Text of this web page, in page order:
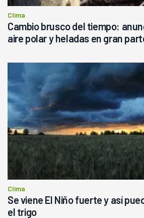
Clima
Cambio brusco del tiempo:
aire polar y heladas en gran
Clima
Se viene El Niño fuerte y así
el trigo